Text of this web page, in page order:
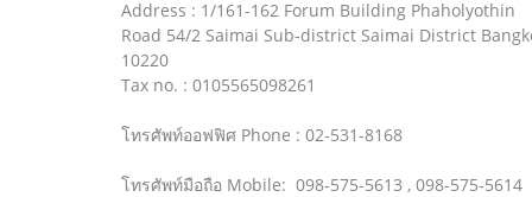
Address : 1/161-162 Forum Building Phaholyothin
Road 54/2 Saimai Sub-district Saimai District
10220
Tax no. : 0105565098261
โทรศัพท์ออฟฟิศ Phone : 02-531-8168
โทรศัพท์มือถือ Mobile: 098-575-5613 , 098-575-5614